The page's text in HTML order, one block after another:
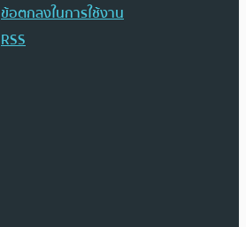
ข้อตกลงในการใช้งาน
RSS